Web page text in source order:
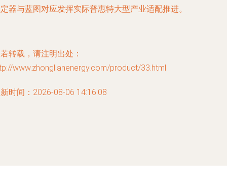
器与蓝图对应发挥实际普惠特大型产业适配推进。
转载，请注明出处：
www.zhonglianenergy.com/product/33.html
时间：2026-08-06 14:16:08